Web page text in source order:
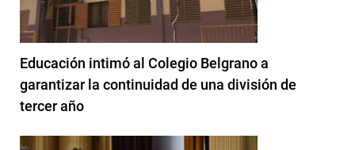
Educación intimó al Colegio Belgrano a
garantizar la continuidad de una división de
tercer año